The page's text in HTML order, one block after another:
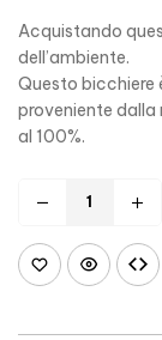
Acquistando
dell’ambiente.
Questo
proveniente
al 100%.